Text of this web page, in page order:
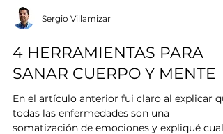
Sergio Villamizar
4 HERRAMIENTAS PARA
SANAR CUERPO Y MENTE